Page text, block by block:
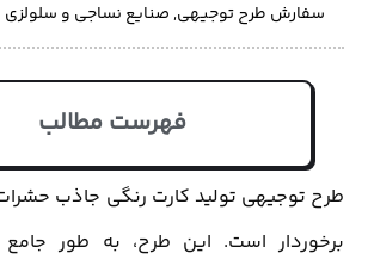
سفارش طرح توجیهی,صنایع نساجی و سلولزی
فهرست مطالب
طرح توجیهی تولید کارت رنگی جاذب
برخوردار است. این طرح، به طور